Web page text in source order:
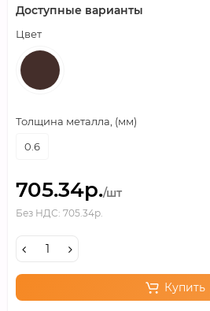
Доступные варианты
Цвет
Толщина металла, (мм)
0.6
705.34р./шт
Без НДС: 705.34р.
Купить